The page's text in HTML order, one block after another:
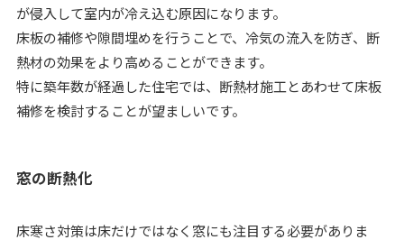
が侵入して室内が冷え込む原因になります。
床板の補修や隙間埋めを行うことで、冷気の流入を防ぎ、断
熱材の効果をより高めることができます。
特に築年数が経過した住宅では、断熱材施工とあわせて床板
補修を検討することが望ましいです。
窓の断熱化
床寒さ対策は床だけではなく窓にも注目する必要がありま